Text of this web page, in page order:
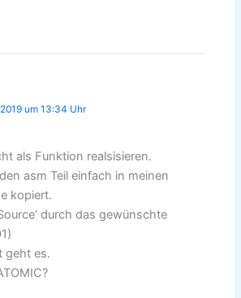
um 13:34 Uhr
als Funktion realsisieren.
asm Teil einfach in meinen
kopiert.
durch das gewünschte
geht es.